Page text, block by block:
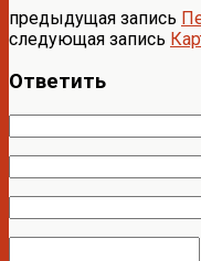
предыдущая запись
следующая запись
Ответить